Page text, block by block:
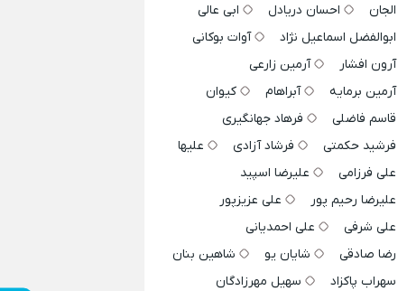
الجان
احسان دریادل
ابی عالی
ابوالفضل اسماعیل نژاد
آوات بوکانی
آرون افشار
آرمین زارعی
آرمین برمایه
آبراهام
کیوان
قاسم فاضلی
فرهاد جهانگیری
فرشید حکمتی
فرشاد آزادی
علیها
علی فرزامی
علیرضا اسپید
علیرضا رحیم پور
علی عزیزپور
علی شرفی
علی احمدیانی
رضا صادقی
شایان یو
شاهین بنان
سهراب پاکزاد
سهیل مهرزادگان